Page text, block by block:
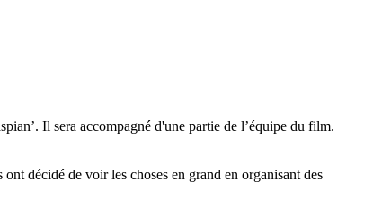
Il sera accompagné d'une partie de l’équipe du film.
décidé de voir les choses en grand en organisant des